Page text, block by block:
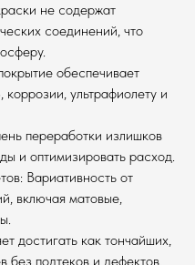
не содержат
соединений, что
обеспечивает
ультрафиолету и
переработки излишков
и оптимизировать расход.
Вариативность от
включая матовые,
достигать как тончайших,
без подтеков и дефектов.